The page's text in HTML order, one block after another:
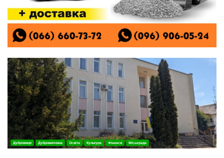
Дубровиця Дубровиччина Освіта Культура Фінанси Міськрада